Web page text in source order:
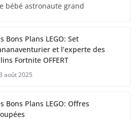
bébé astronaute grand
Bons Plans LEGO: Set
et l’experte des
Fortnite OFFERT
août 2025
Bons Plans LEGO: Offres